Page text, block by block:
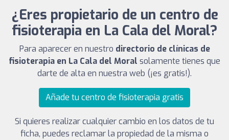
¿Eres propietario de un centro de
fisioterapia en La Cala del Moral?
Para aparecer en nuestro directorio de clínicas de
fisioterapia en La Cala del Moral solamente tienes que
darte de alta en nuestra web (¡es gratis!).
Añade tu centro de fisioterapia gratis
Si quieres realizar cualquier cambio en los datos de tu
ficha, puedes reclamar la propiedad de la misma o